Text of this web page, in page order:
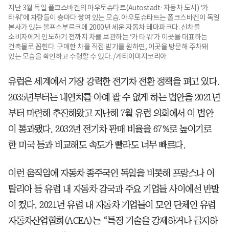
지난 3월 독일 폴크스바겐의 아우토슈타트(Autostadt·자동차 도시) ‘카
타워’에 차량들이 층마다 쌓여 있는 모습. 아우토슈타트는 폴크스바겐이 독일
본사가 있는 볼프스부르크에 2000년 세운 자동차 테마파크다. 신차를
소비자에게 인도하기 전까지 차를 보관하는 ‘카 타워’가 이곳을 대표하는
건축물로 꼽힌다. 구매한 차를 직접 받기를 원하면, 이곳을 방문해 주차돼
있는 모습을 확인하고 수령할 수 있다. /게티이미지코리아
유럽은 세계에서 가장 강력한 전기차 전환 정책을 펴고 있다.
2035년부터는 내연차를 아예 팔 수 없게 하는 법안을 2021년
부터 마련해 추진해왔고 지난해 7월 유럽 의회에서 이 법안
이 통과됐다. 2032년 전기차 판매 비율을 67%로 높이기로
한 미국 등과 비교해도 속도가 빨라도 너무 빠르다.
이런 움직임에 자동차 종주국인 독일을 비롯해 프랑스나 이
탈리아 등 유럽 내 자동차 강국과 주요 기업들 사이에선 반발
이 컸다. 2021년 유럽 내 자동차 기업들이 모인 단체인 유럽
자동차산업협회(ACEA)는 “특정 기술을 강제하거나 금지하